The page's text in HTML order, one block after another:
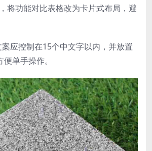
将功能对比表格改为卡片式布局，避
案应控制在15个中文字以内，并放置
单手操作。